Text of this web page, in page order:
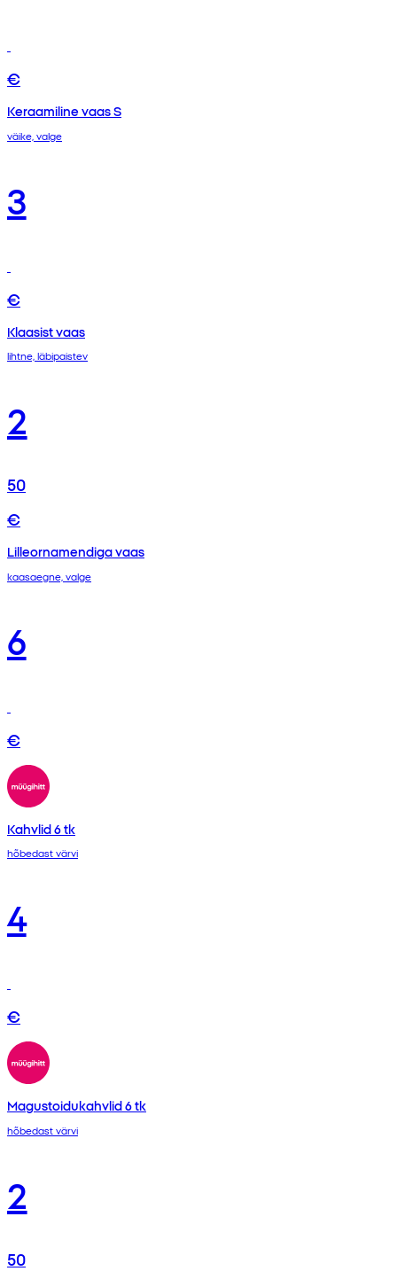
€
Keraamiline vaas S
väike, valge
3
€
Klaasist vaas
lihtne, läbipaistev
2
50
€
Lilleornamendiga vaas
kaasaegne, valge
6
€
Kahvlid 6 tk
hõbedast värvi
4
€
Magustoidukahvlid 6 tk
hõbedast värvi
2
50